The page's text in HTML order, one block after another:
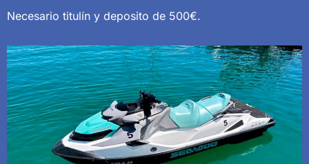
Necesario titulín y deposito de 500€.